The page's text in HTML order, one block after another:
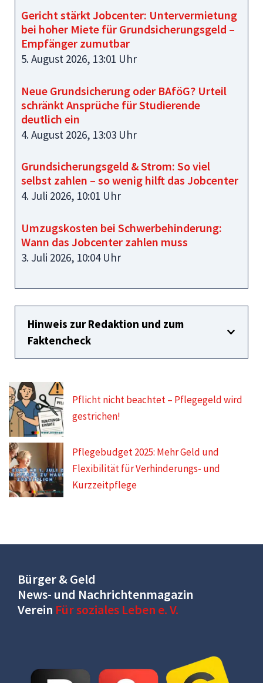
Gericht stärkt Jobcenter: Untervermietung
bei hoher Miete für Grundsicherungsgeld –
Empfänger zumutbar
5. August 2026, 13:01 Uhr
Neue Grundsicherung oder BAföG? Urteil
schränkt Ansprüche für Studierende
deutlich ein
4. August 2026, 13:03 Uhr
Grundsicherungsgeld & Strom: So viel
selbst zahlen – so wenig hilft das Jobcenter
4. Juli 2026, 10:01 Uhr
Umzugskosten bei Schwerbehinderung:
Wann das Jobcenter zahlen muss
3. Juli 2026, 10:04 Uhr
Hinweis zur Redaktion und zum
Faktencheck
Pflicht nicht beachtet – Pflegegeld wird
gestrichen!
Pflegebudget 2025: Mehr Geld und
Flexibilität für Verhinderungs- und
Kurzzeitpflege
Bürger & Geld
News- und Nachrichtenmagazin
Verein Für soziales Leben e. V.